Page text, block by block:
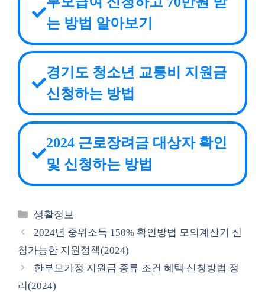
는 방법 알아보기
경기도 청소년 교통비 지원금
신청하는 방법
2024 근로장려금 대상자 확인
및 신청하는 방법
카
테
리
생활정보
2024년 중위소득 150% 확인방법 모의계산기 신
청가능한 지원정책(2024)
한부모가정 지원금 종류 조건 혜택 신청방법 정
리(2024)